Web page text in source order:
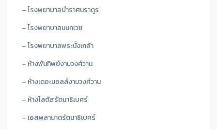
– โรงพยาบาลบําราศนราดูร
– โรงพยาบาลนนทเวช
– โรงพยาบาลพระนั่งเกล้า
– ห้างพันทิพย์งามวงศ์วาน
– ห้างเดอะมอลล์งามวงศ์วาน
– ห้างโลตัสรัตนาธิเบศร์
– เอสพลานาดรัตนาธิเบศร์